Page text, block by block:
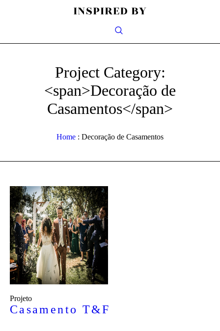
Project Category:
<span>Decoração de
Casamentos</span>
Home : Decoração de Casamentos
Projeto
Casamento T&F